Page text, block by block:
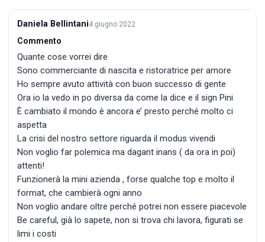
Daniela Bellintani4 giugno 2022
Commento
Quante cose vorrei dire
Sono commerciante di nascita e ristoratrice per amore
Ho sempre avuto attività con buon successo di gente
Ora io la vedo in po diversa da come la dice e il sign Pini
È cambiato il mondo è ancora e’ presto perché molto ci
aspetta
La crisi del nostro settore riguarda il modus vivendi
Non voglio far polemica ma dagant inans ( da ora in poi)
attenti!
Funzionerà la mini azienda , forse qualche top e molto il
format, che cambierà ogni anno
Non voglio andare oltre perché potrei non essere piacevole
Be careful, già lo sapete, non si trova chi lavora, figurati se
limi i costi